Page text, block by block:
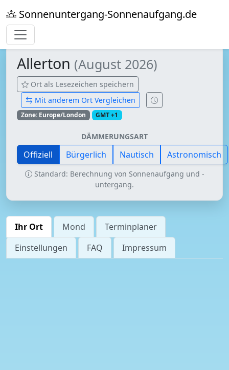
Sonnenuntergang-Sonnenaufgang.de
Allerton (August 2026)
Ort als Lesezeichen speichern
Mit anderem Ort Vergleichen
Zone: Europe/London GMT +1
DÄMMERUNGSART
Offiziell Bürgerlich Nautisch Astronomisch
Standard: Berechnung von Sonnenaufgang und -
untergang.
Ihr Ort Mond
Terminplaner
Einstellungen
FAQ Impressum